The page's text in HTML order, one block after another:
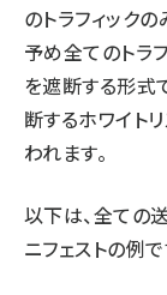
のトラフィック
予め全てのトラ
を遮断する形式
断するホワイト
われます。
以下は、全ての
ニフェストの例で